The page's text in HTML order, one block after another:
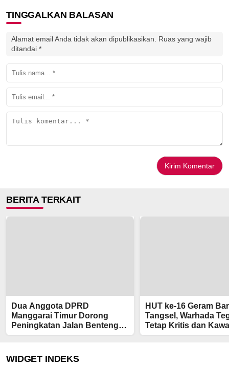
TINGGALKAN BALASAN
Alamat email Anda tidak akan dipublikasikan.
Ruas yang wajib
ditandai *
BERITA TERKAIT
Dua Anggota DPRD
Manggarai Timur Dorong
Peningkatan Jalan Benteng
Jawa – Bawe
HUT ke-16 Geram
Tangsel, Warhada
Tetap Kritis dan
Kepentingan
WIDGET INDEKS